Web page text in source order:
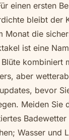
einen ersten
bleibt der
Monat die
ist eine
kombiniert
aber
bevor
Meiden Sie
Badewetter
Wasser und